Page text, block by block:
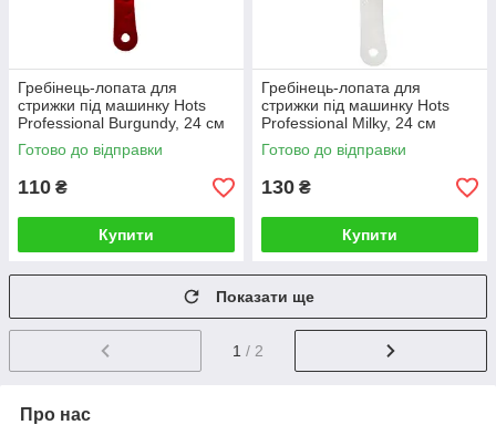
Гребінець-лопата для
стрижки під машинку Hots
Professional Burgundy, 24 см
(HP20005-BR)
Готово до відправки
110 ₴
Купити
Гребінець-лопата для
стрижки під машинку Hots
Professional Milky, 24 см
(HP20005-ML)
Готово до відправки
130 ₴
Купити
Показати ще
1 / 2
Про нас